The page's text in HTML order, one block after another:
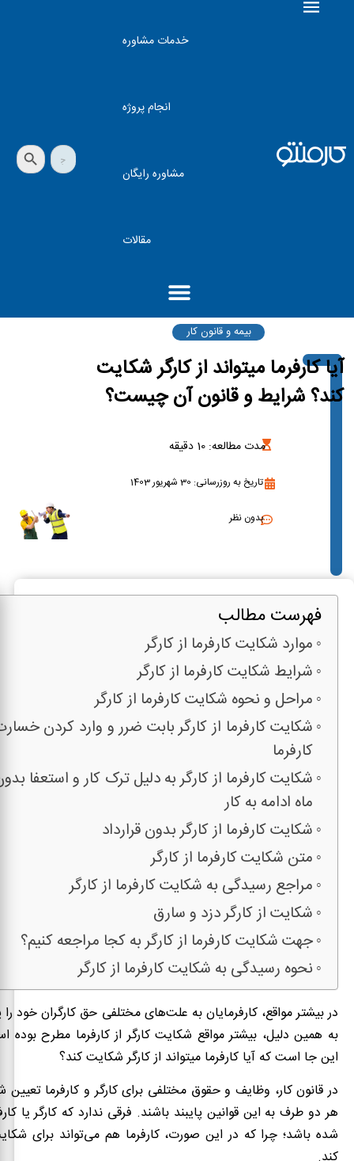
خدمات مشاوره
انجام پروژه
مشاوره رایگان
مقالات
جستجو
برای:
دکمه جستجو
بیمه و قانون کار
آیا کارفرما میتواند از کارگر شکایت
کند؟ شرایط و قانون آن چیست؟
مدت مطالعه: 10 دقیقه
تاریخ به روزرسانی: 30 شهریور 1403
بدون نظر
فهرست مطالب
موارد شکایت کارفرما از کارگر
شرایط شکایت کارفرما از کارگر
مراحل و نحوه شکایت کارفرما از کارگر
شکایت کارفرما از کارگر بابت ضرر و وارد کردن
کارفرما
شکایت کارفرما از کارگر به دلیل ترک کار و استعفا
ماه ادامه به کار
شکایت کارفرما از کارگر بدون قرارداد
متن شکایت کارفرما از کارگر
مراجع رسیدگی به شکایت کارفرما از کارگر
شکایت از کارگر دزد و سارق
جهت شکایت کارفرما از کارگر به کجا مراجعه کنیم؟
نحوه رسیدگی به شکایت کارفرما از کارگر
در بیشتر مواقع، کارفرمایان به علت‌های مختلفی حق کارگران خود
به همین دلیل، بیشتر مواقع شکایت کارگر از کارفرما مطرح
این جا است که آیا کارفرما میتواند از کارگر شکایت کند؟
در قانون کار، وظایف و حقوق مختلفی برای کارگر و کارفرما
هر دو طرف به این قوانین پایبند باشند. فرقی ندارد که کارگر یا
شده باشد؛ چرا که در این صورت، کارفرما هم می‌تواند برای